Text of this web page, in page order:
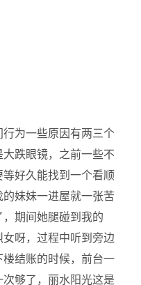
为一些原因有两三个
跌眼镜，之前一些不
好久能找到一个看顺
妹妹一进屋就一张苦
期间她腿碰到我的
呀，过程中听到旁边
结账的时候，前台一
够了，丽水阳光这是